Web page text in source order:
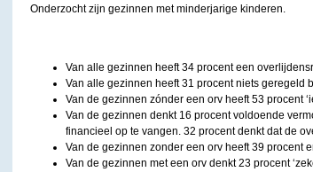
Onderzocht zijn gezinnen met minderjarige kinderen.
Van alle gezinnen heeft 34 procent een
Van alle gezinnen heeft 31 procent niets geregeld
Van de gezinnen zónder een orv heeft 53 procent
Van de gezinnen denkt 16 procent voldoende
financieel op te vangen. 32 procent denkt dat de
Van de gezinnen zonder een orv heeft 39 procent
Van de gezinnen met een orv denkt 23 procent